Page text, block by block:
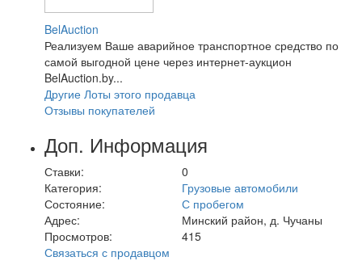
BelAuction
Реализуем Ваше аварийное транспортное средство по
самой выгодной цене через интернет-аукцион
BelAuction.by...
Другие Лоты этого продавца
Отзывы покупателей
Доп. Информация
Ставки:
0
Категория:
Грузовые автомобили
Состояние:
С пробегом
Адрес:
Минский район, д. Чучаны
Просмотров:
415
Связаться с продавцом